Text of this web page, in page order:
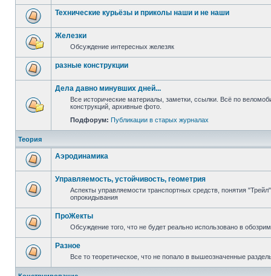
Технические курьёзы и приколы наши и не наши
Железки
Обсуждение интересных железяк
разные конструкции
Дела давно минувших дней...
Все исторические материалы, заметки, ссылки. Всё по
конструкций, архивные фото.
Подфорум: Публикации в старых журналах
Теория
Аэродинамика
Управляемость, устойчивость, геометрия
Аспекты управляемости транспортных средств, понятия
опрокидывания
ПроЖекты
Обсуждение того, что не будет реально использовано в
Разное
Все то теоретическое, что не попало в вышеозначенные